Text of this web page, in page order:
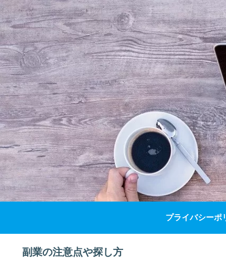
プライバシーポ
副業の注意点や探し方